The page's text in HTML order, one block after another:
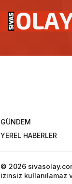
GÜNDEM
YEREL HABERLER
© 2026
izinsiz kullanılamaz